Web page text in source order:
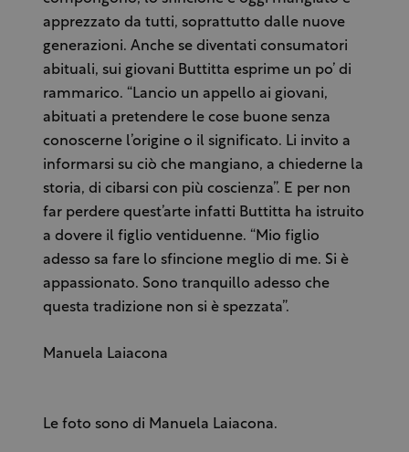
apprezzato da tutti, soprattutto dalle nuove
generazioni. Anche se diventati consumatori
abituali, sui giovani Buttitta esprime un po’ di
rammarico. “Lancio un appello ai giovani,
abituati a pretendere le cose buone senza
conoscerne l’origine o il significato. Li invito a
informarsi su ciò che mangiano, a chiederne la
storia, di cibarsi con più coscienza”. E per non
far perdere quest’arte infatti Buttitta ha istruito
a dovere il figlio ventiduenne. “Mio figlio
adesso sa fare lo sfincione meglio di me. Si è
appassionato. Sono tranquillo adesso che
questa tradizione non si è spezzata”.
Manuela Laiacona
Le foto sono di Manuela Laiacona.